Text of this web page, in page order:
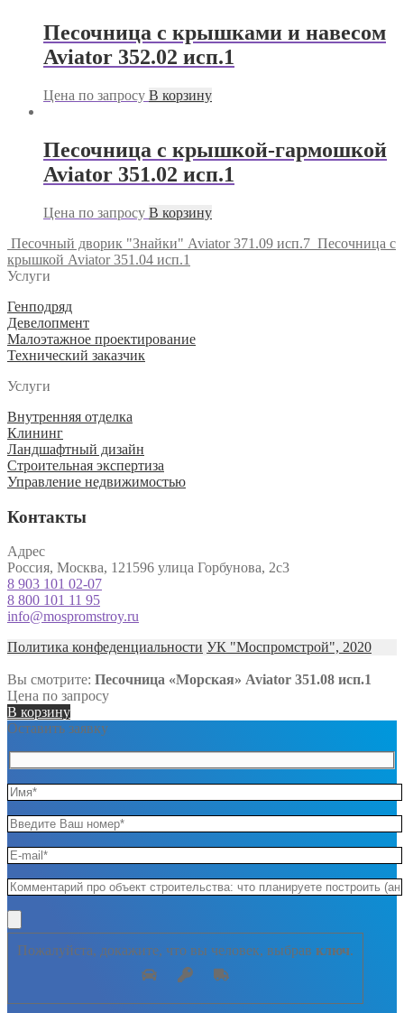
Песочница с крышками и навесом
Aviator 352.02 исп.1
Цена по запросу В корзину
Песочница с крышкой-гармошкой
Aviator 351.02 исп.1
Цена по запросу В корзину
Песочный дворик "Знайки" Aviator 371.09 исп.7 Песочница с
крышкой Aviator 351.04 исп.1
Услуги
Генподряд
Девелопмент
Малоэтажное проектирование
Технический заказчик
Услуги
Внутренняя отделка
Клининг
Ландшафтный дизайн
Строительная экспертиза
Управление недвижимостью
Контакты
Адрес
Россия, Москва, 121596 улица Горбунова, 2с3
8 903 101 02-07
8 800 101 11 95
info@mospromstroy.ru
Политика конфеденциальности УК "Моспромстрой", 2020
Вы смотрите: Песочница «Морская» Aviator 351.08 исп.1
Цена по запросу
В корзину
Оставить заявку
Пожалуйста, докажите, что вы человек, выбрав ключ.